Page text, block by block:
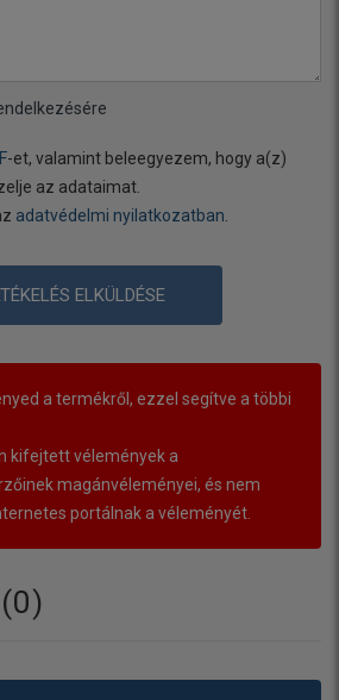
-et, valamint beleegyezem, hogy a(z)
az adataimat.
adatvédelmi nyilatkozatban
ELKÜLDÉSE
a termékről, ezzel segítve a többi
kifejtett vélemények a
magánvéleményei, és nem
portálnak a véleményét.
0)